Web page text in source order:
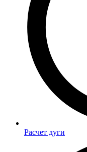
Расчет дуги